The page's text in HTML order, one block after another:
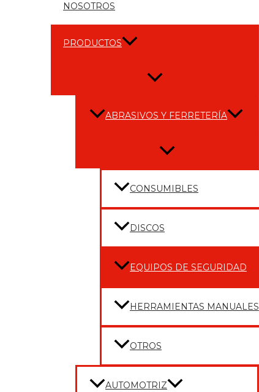
NOSOTROS
PRODUCTOS
Menu
ABRASIVOS Y FERRETERÍA
Menu
CONSUMIBLES
DISCOS
EQUIPOS DE SEGURIDAD
HERRAMIENTAS MANUALES
OTROS
AUTOMOTRIZ